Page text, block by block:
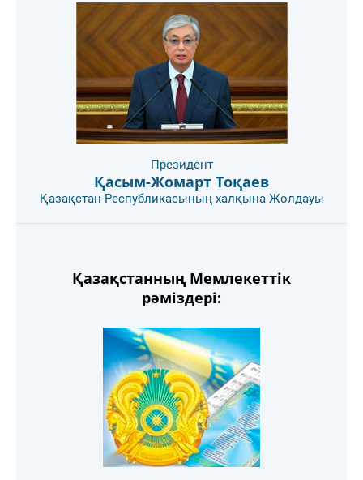
Президент
Қасым-Жомарт Тоқаев
Қазақстан Республикасының халқына Жолдауы
Қазақстанның Мемлекеттік
рәміздері: